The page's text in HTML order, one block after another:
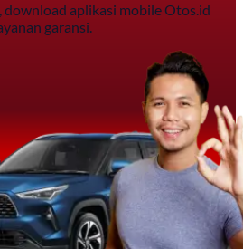
download aplikasi mobile Otos.id
garansi.